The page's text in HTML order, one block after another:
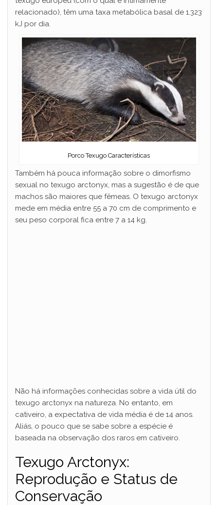
relacionado), têm uma taxa metabólica basal de 1.323
kJ por dia.
Porco Texugo Características
Também há pouca informação sobre o dimorfismo
sexual no texugo arctonyx, mas a sugestão é de que
machos são maiores que fêmeas. O texugo arctonyx
mede em média entre 55 a 70 cm de comprimento e
seu peso corporal fica entre 7 a 14 kg.
Não há informações conhecidas sobre a vida útil do
texugo arctonyx na natureza. No entanto, em
cativeiro, a expectativa de vida média é de 14 anos.
Aliás, o pouco que se sabe sobre a espécie é
baseada na observação dos raros em cativeiro.
Texugo Arctonyx:
Reprodução e Status de
Conservação